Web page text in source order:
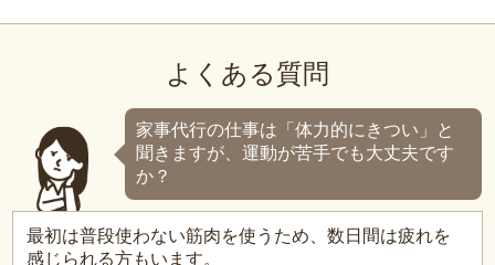
よくある質問
家事代行の仕事は「体力的にきつい」と
聞きますが、運動が苦手でも大丈夫です
か？
最初は普段使わない筋肉を使うため、数日間は疲れを
感じられる方もいます。